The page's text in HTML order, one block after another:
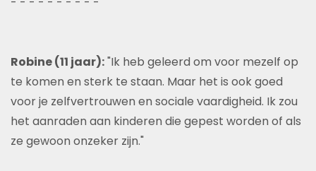
Robine (11 jaar):"Ik heb geleerd om voor mezelf op
te komen en sterk te staan. Maar het is ook goed
voor je zelfvertrouwen en sociale vaardigheid. Ik zou
het aanraden aan kinderen die gepest worden of als
ze gewoon onzeker zijn."